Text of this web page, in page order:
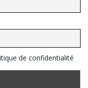
de confidentialité